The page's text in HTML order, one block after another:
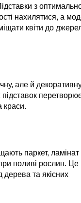
з
нахилятися, а
квіти до
але й
краси.
паркет, ламінат
при поливі рослин. Це
та якісних